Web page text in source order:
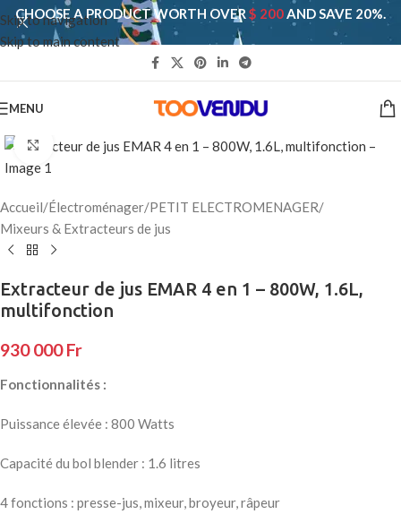
Skip to navigation
Skip to main content
CHOOSE A PRODUCT WORTH OVER$ 200AND SAVE 20%.
MENU
Click to enlarge
Accueil/Électroménager/PETIT ELECTROMENAGER/
Mixeurs & Extracteurs de jus
Extracteur de jus EMAR 4 en 1 – 800W, 1.6L,
multifonction
930 000Fr
Fonctionnalités :
Puissance élevée : 800 Watts
Capacité du bol blender : 1.6 litres
4 fonctions : presse-jus, mixeur, broyeur, râpeur